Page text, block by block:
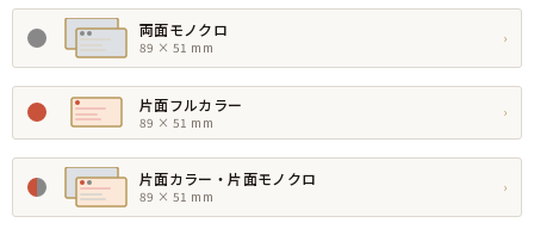
両面モノクロ
89 × 51 mm
›
片面フルカラー
89 × 51 mm
›
片面カラー・片面モノクロ
89 × 51 mm
›